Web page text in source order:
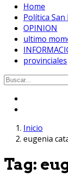
Home
Política San
OPINION
ultimo
provinciales
Inicio
eugenia
Tag: